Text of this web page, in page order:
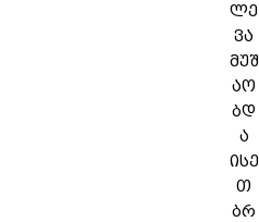
ლე
ვა
მუშ
აო
ბდ
ა
ისე
თ
ბრ